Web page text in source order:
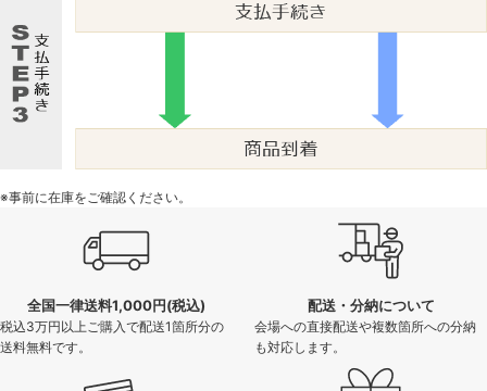
※事前に在庫をご確認ください。
全国一律送料1,000円(税込)
税込3万円以上ご購入で配送1箇所分の
送料無料です。
配送・分納について
会場への直接配送や複数箇所への分納
も対応します。